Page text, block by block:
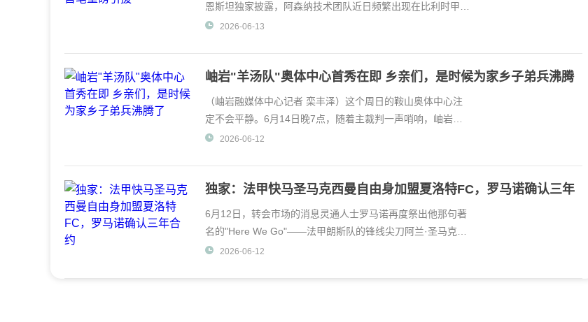
恩斯坦独家披露，阿森纳技术团队近日频繁出现在比利时甲级
联赛的看台上，
2026-06-13
岫岩"羊汤队"奥体中心首秀在即 乡亲们，是时候为家乡子弟兵沸腾
了
（岫岩融媒体中心记者 栾丰泽）这个周日的鞍山奥体中心注
定不会平静。6月14日晚7点，随着主裁判一声哨响，岫岩足
球队将迎来他们在"群超
2026-06-12
独家：法甲快马圣马克西曼自由身加盟夏洛特FC，罗马诺确认三年
合约
6月12日，转会市场的消息灵通人士罗马诺再度祭出他那句著
名的"Here We Go"——法甲朗斯队的锋线尖刀阿兰·圣马克西
曼即将跨越大
2026-06-12